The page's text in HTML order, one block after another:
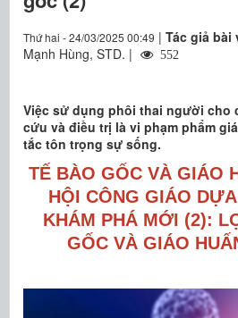
Thứ hai - 24/03/2025 00:49 | Tác giả bài
Mạnh Hùng, STD. |
552
Việc sử dụng phôi thai người cho
cứu và điều trị là vi phạm phẩm
tắc tôn trọng sự sống.
TẾ BÀO GỐC VÀ GIÁO
HỘI CÔNG GIÁO
KHÁM PHÁ MỚI (2):
GỐC VÀ GIÁO